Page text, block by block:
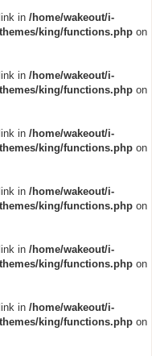
in /home/wakeout/i-
king/functions.php on
in /home/wakeout/i-
king/functions.php on
in /home/wakeout/i-
king/functions.php on
in /home/wakeout/i-
king/functions.php on
in /home/wakeout/i-
king/functions.php on
in /home/wakeout/i-
king/functions.php on